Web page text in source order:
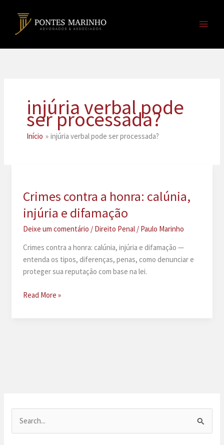
injúria verbal pode
ser processada?
Início injúria verbal pode ser processada?
Crimes contra a honra: calúnia,
injúria e difamação
Deixe um comentário / Direito Penal/ Paulo Marinho
Crimes contra a honra: calúnia, injúria e difamação —
entenda os tipos, diferenças, penas, como denunciar e
proteger sua reputação com base na lei.
Crimes
Read More »